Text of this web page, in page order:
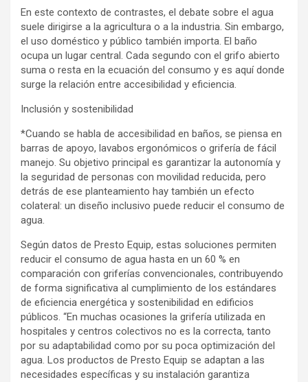
En este contexto de contrastes, el debate sobre el agua
suele dirigirse a la agricultura o a la industria. Sin embargo,
el uso doméstico y público también importa. El baño
ocupa un lugar central. Cada segundo con el grifo abierto
suma o resta en la ecuación del consumo y es aquí donde
surge la relación entre accesibilidad y eficiencia.
Inclusión y sostenibilidad
*Cuando se habla de accesibilidad en baños, se piensa en
barras de apoyo, lavabos ergonómicos o grifería de fácil
manejo. Su objetivo principal es garantizar la autonomía y
la seguridad de personas con movilidad reducida, pero
detrás de ese planteamiento hay también un efecto
colateral: un diseño inclusivo puede reducir el consumo de
agua.
Según datos de Presto Equip, estas soluciones permiten
reducir el consumo de agua hasta en un 60 % en
comparación con griferías convencionales, contribuyendo
de forma significativa al cumplimiento de los estándares
de eficiencia energética y sostenibilidad en edificios
públicos. “En muchas ocasiones la grifería utilizada en
hospitales y centros colectivos no es la correcta, tanto
por su adaptabilidad como por su poca optimización del
agua. Los productos de Presto Equip se adaptan a las
necesidades específicas y su instalación garantiza